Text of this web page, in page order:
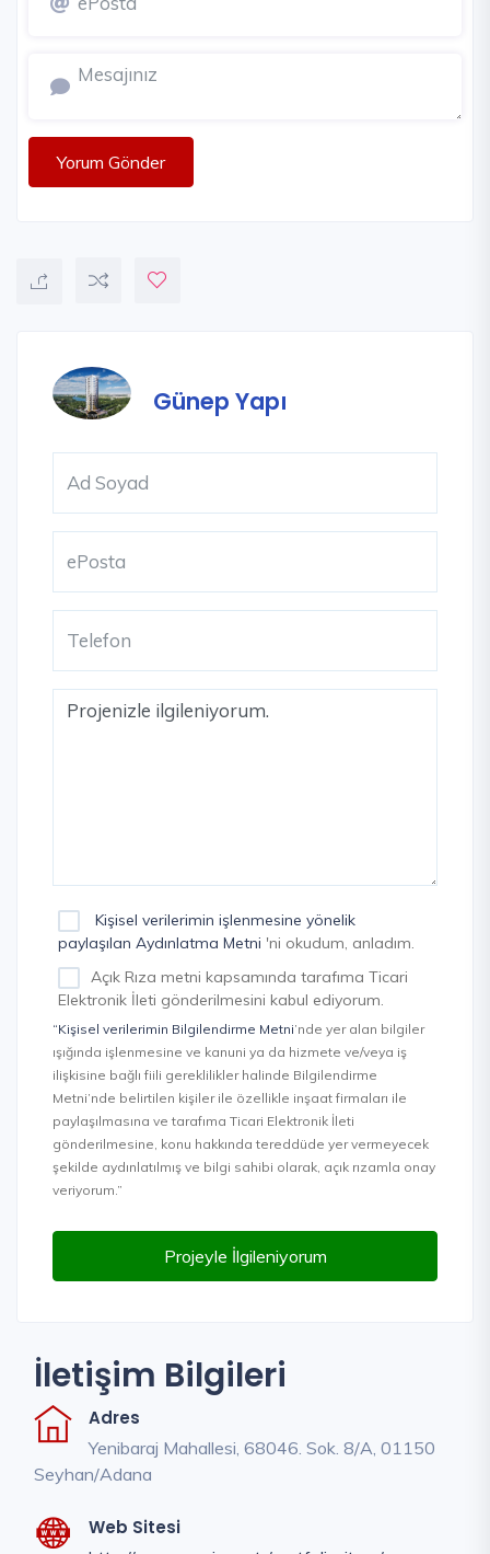
Yorum Gönder
Günep Yapı
Kişisel verilerimin işlenmesine yönelik
paylaşılan Aydınlatma Metni 'ni okudum, anladım.
Açık Rıza metni kapsamında tarafıma Ticari
Elektronik İleti gönderilmesini kabul ediyorum.
“Kişisel verilerimin Bilgilendirme Metni’nde yer alan bilgiler
ışığında işlenmesine ve kanuni ya da hizmete ve/veya iş
ilişkisine bağlı fiili gereklilikler halinde Bilgilendirme
Metni’nde belirtilen kişiler ile özellikle inşaat firmaları ile
paylaşılmasına ve tarafıma Ticari Elektronik İleti
gönderilmesine, konu hakkında tereddüde yer vermeyecek
şekilde aydınlatılmış ve bilgi sahibi olarak, açık rızamla onay
veriyorum.”
Projeyle İlgileniyorum
İletişim Bilgileri
Adres
Yenibaraj Mahallesi, 68046. Sok. 8/A, 01150
Seyhan/Adana
Web Sitesi